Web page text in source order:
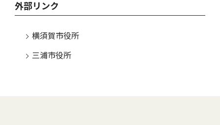
外部リンク
横須賀市役所
三浦市役所